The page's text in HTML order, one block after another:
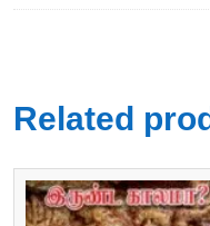
Related